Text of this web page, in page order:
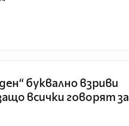
буквално взриви
всички говорят за